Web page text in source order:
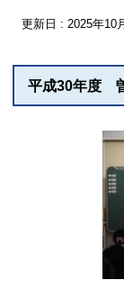
更新日 : 2025年10
平成30年度